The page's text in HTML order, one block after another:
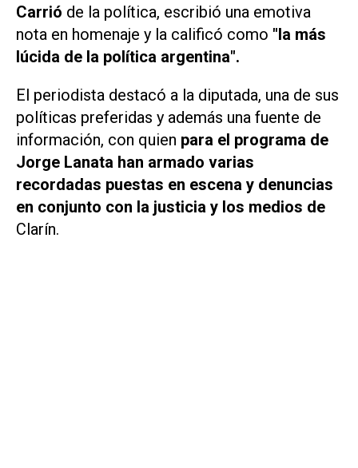
Carrió de la política, escribió una emotiva
nota en homenaje y la calificó como "la más
lúcida de la política argentina".
El periodista destacó a la diputada, una de sus
políticas preferidas y además una fuente de
información, con quien para el programa de
Jorge Lanata han armado varias
recordadas puestas en escena y denuncias
en conjunto con la justicia y los medios de
Clarín.